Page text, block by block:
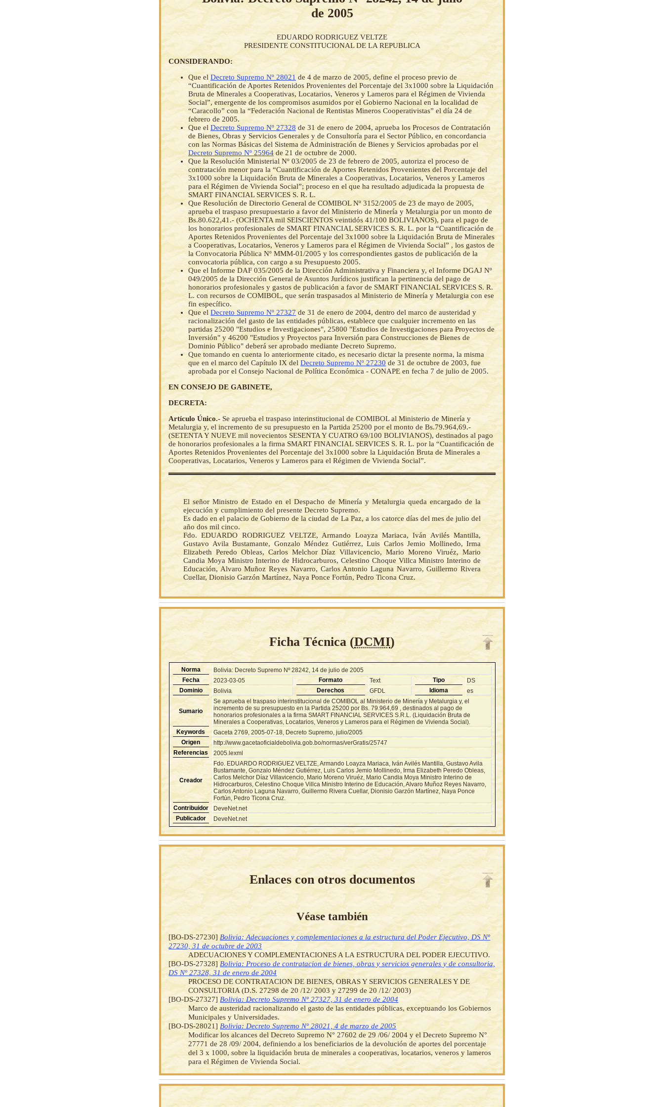
de 2005
EDUARDO RODRIGUEZ VELTZE
PRESIDENTE CONSTITUCIONAL DE LA REPUBLICA
CONSIDERANDO:
Que el Decreto Supremo Nº 28021 de 4 de marzo de 2005, define el proceso previo de
“Cuantificación de Aportes Retenidos Provenientes del Porcentaje del 3x1000 sobre la Liquidación
Bruta de Minerales a Cooperativas, Locatarios, Veneros y Lameros para el Régimen de Vivienda
Social”, emergente de los compromisos asumidos por el Gobierno Nacional en la localidad de
“Caracollo” con la “Federación Nacional de Rentistas Mineros Cooperativistas” el día 24 de
febrero de 2005.
Que el Decreto Supremo Nº 27328 de 31 de enero de 2004, aprueba los Procesos de Contratación
de Bienes, Obras y Servicios Generales y de Consultoría para el Sector Público, en concordancia
con las Normas Básicas del Sistema de Administración de Bienes y Servicios aprobadas por el
Decreto Supremo Nº 25964de 21 de octubre de 2000.
Que la Resolución Ministerial Nº 03/2005 de 23 de febrero de 2005, autoriza el proceso de
contratación menor para la “Cuantificación de Aportes Retenidos Provenientes del Porcentaje del
3x1000 sobre la Liquidación Bruta de Minerales a Cooperativas, Locatarios, Veneros y Lameros
para el Régimen de Vivienda Social”; proceso en el que ha resultado adjudicada la propuesta de
SMART FINANCIAL SERVICES S. R. L.
Que Resolución de Directorio General de COMIBOL Nº 3152/2005 de 23 de mayo de 2005,
aprueba el traspaso presupuestario a favor del Ministerio de Minería y Metalurgia por un monto de
Bs.80.622,41.- (OCHENTA mil SEISCIENTOS veintidós 41/100 BOLIVIANOS), para el pago de
los honorarios profesionales de SMART FINANCIAL SERVICES S. R. L. por la “Cuantificación de
Aportes Retenidos Provenientes del Porcentaje del 3x1000 sobre la Liquidación Bruta de Minerales
a Cooperativas, Locatarios, Veneros y Lameros para el Régimen de Vivienda Social” , los gastos de
la Convocatoria Pública Nº MMM-01/2005 y los correspondientes gastos de publicación de la
convocatoria pública, con cargo a su Presupuesto 2005.
Que el Informe DAF 035/2005 de la Dirección Administrativa y Financiera y, el Informe DGAJ Nº
049/2005 de la Dirección General de Asuntos Jurídicos justifican la pertinencia del pago de
honorarios profesionales y gastos de publicación a favor de SMART FINANCIAL SERVICES S. R.
L. con recursos de COMIBOL, que serán traspasados al Ministerio de Minería y Metalurgia con ese
fin específico.
Que el Decreto Supremo Nº 27327de 31 de enero de 2004, dentro del marco de austeridad y
racionalización del gasto de las entidades públicas, establece que cualquier incremento en las
partidas 25200 "Estudios e Investigaciones", 25800 "Estudios de Investigaciones para Proyectos de
Inversión" y 46200 "Estudios y Proyectos para Inversión para Construcciones de Bienes de
Dominio Público" deberá ser aprobado mediante Decreto Supremo.
Que tomando en cuenta lo anteriormente citado, es necesario dictar la presente norma, la misma
que en el marco del Capítulo IX del Decreto Supremo Nº 27230 de 31 de octubre de 2003, fue
aprobada por el Consejo Nacional de Política Económica - CONAPE en fecha 7 de julio de 2005.
EN CONSEJO DE GABINETE,
DECRETA:
Artículo Único.- Se aprueba el traspaso interinstitucional de COMIBOL al Ministerio de Minería y
Metalurgia y, el incremento de su presupuesto en la Partida 25200 por el monto de Bs.79.964,69.-
(SETENTA Y NUEVE mil novecientos SESENTA Y CUATRO 69/100 BOLIVIANOS), destinados al pago
de honorarios profesionales a la firma SMART FINANCIAL SERVICES S. R. L. por la “Cuantificación de
Aportes Retenidos Provenientes del Porcentaje del 3x1000 sobre la Liquidación Bruta de Minerales a
Cooperativas, Locatarios, Veneros y Lameros para el Régimen de Vivienda Social”.
El señor Ministro de Estado en el Despacho de Minería y Metalurgia queda encargado de la
ejecución y cumplimiento del presente Decreto Supremo.
Es dado en el palacio de Gobierno de la ciudad de La Paz, a los catorce días del mes de julio del
año dos mil cinco.
Fdo. EDUARDO RODRIGUEZ VELTZE, Armando Loayza Mariaca, Iván Avilés Mantilla,
Gustavo Avila Bustamante, Gonzalo Méndez Gutiérrez, Luis Carlos Jemio Mollinedo, Irma
Elizabeth Peredo Obleas, Carlos Melchor Díaz Villavicencio, Mario Moreno Viruéz, Mario
Candia Moya Ministro Interino de Hidrocarburos, Celestino Choque Villca Ministro Interino de
Educación, Alvaro Muñoz Reyes Navarro, Carlos Antonio Laguna Navarro, Guillermo Rivera
Cuellar, Dionisio Garzón Martínez, Naya Ponce Fortún, Pedro Ticona Cruz.
Ficha Técnica (DCMI)
Norma
Bolivia: Decreto Supremo Nº 28242, 14 de julio de 2005
Fecha
2023-03-05 Formato Text Tipo
DS
Dominio
Bolivia Derechos GFDL Idioma es
Sumario
Se aprueba el traspaso interinstitucional de COMIBOL al Ministerio de Minería y Metalurgia y, el
incremento de su presupuesto en la Partida 25200 por Bs. 79.964,69 , destinados al pago de
honorarios profesionales a la firma SMART FINANCIAL SERVICES S.R.L. (Liquidación Bruta de
Minerales a Cooperativas, Locatarios, Veneros y Lameros para el Régimen de Vivienda Social).
Keywords
Gaceta 2769, 2005-07-18, Decreto Supremo, julio/2005
Origen
http://www.gacetaoficialdebolivia.gob.bo/normas/verGratis/25747
Referencias
2005.lexml
Creador
Fdo. EDUARDO RODRIGUEZ VELTZE, Armando Loayza Mariaca, Iván Avilés Mantilla, Gustavo Avila
Bustamante, Gonzalo Méndez Gutiérrez, Luis Carlos Jemio Mollinedo, Irma Elizabeth Peredo Obleas,
Carlos Melchor Díaz Villavicencio, Mario Moreno Viruéz, Mario Candia Moya Ministro Interino de
Hidrocarburos, Celestino Choque Villca Ministro Interino de Educación, Alvaro Muñoz Reyes Navarro,
Carlos Antonio Laguna Navarro, Guillermo Rivera Cuellar, Dionisio Garzón Martínez, Naya Ponce
Fortún, Pedro Ticona Cruz.
Contribuidor
DeveNet.net
Publicador
DeveNet.net
Enlaces con otros documentos
Véase también
[BO-DS-27230] Bolivia: Adecuaciones y complementaciones a la estructura del Poder Ejecutivo, DS Nº
27230, 31 de octubre de 2003
ADECUACIONES Y COMPLEMENTACIONES A LA ESTRUCTURA DEL PODER EJECUTIVO.
[BO-DS-27328] Bolivia: Proceso de contratacion de bienes, obras y servicios generales y de consultoria,
DS Nº 27328, 31 de enero de 2004
PROCESO DE CONTRATACION DE BIENES, OBRAS Y SERVICIOS GENERALES Y DE
CONSULTORIA (D.S. 27298 de 20 /12/ 2003 y 27299 de 20 /12/ 2003)
[BO-DS-27327] Bolivia: Decreto Supremo Nº 27327, 31 de enero de 2004
Marco de austeridad racionalizando el gasto de las entidades públicas, exceptuando los Gobiernos
Municipales y Universidades.
[BO-DS-28021] Bolivia: Decreto Supremo Nº 28021, 4 de marzo de 2005
Modificar los alcances del Decreto Supremo N° 27602 de 29 /06/ 2004 y el Decreto Supremo N°
27771 de 28 /09/ 2004, definiendo a los beneficiarios de la devolución de aportes del porcentaje
del 3 x 1000, sobre la liquidación bruta de minerales a cooperativas, locatarios, veneros y lameros
para el Régimen de Vivienda Social.